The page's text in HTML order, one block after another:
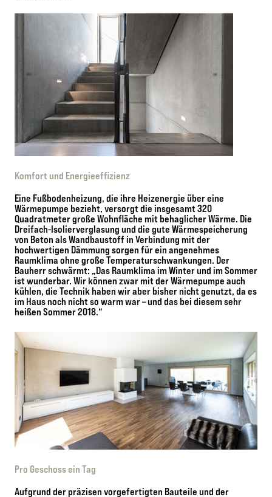
Komfort und Energieeffizienz
Eine Fußbodenheizung, die ihre Heizenergie über eine
Wärmepumpe bezieht, versorgt die insgesamt 320
Quadratmeter große Wohnfläche mit behaglicher Wärme. Die
Dreifach-Isolierverglasung und die gute Wärmespeicherung
von Beton als Wandbaustoff in Verbindung mit der
hochwertigen Dämmung sorgen für ein angenehmes
Raumklima ohne große Temperaturschwankungen. Der
Bauherr schwärmt: „Das Raumklima im Winter und im Sommer
ist wunderbar. Wir können zwar mit der Wärmepumpe auch
kühlen, die Technik haben wir aber bisher nicht genutzt, da es
im Haus noch nicht so warm war – und das bei diesem sehr
heißen Sommer 2018.“
Pro Geschoss ein Tag
Aufgrund der präzisen vorgefertigten Bauteile und der